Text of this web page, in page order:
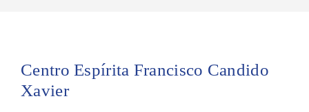
Centro Espírita Francisco Candido
Xavier